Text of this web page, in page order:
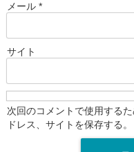
メール *
サイト
次回のコメントで使用する
ドレス、サイトを保存する。